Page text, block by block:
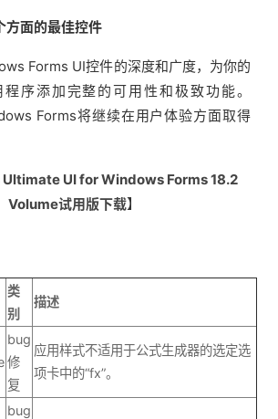
方面的最佳控件
Forms UI控件的深度和广度，为你的
序添加完整的可用性和极致功能。
Forms将继续在用户体验方面取得
UI for Windows Forms 18.2
Volume试用版下载】
类
别
描述
bug
修
复
应用样式不适用于公式生成器的选定选
项卡中的“fx”。
bug